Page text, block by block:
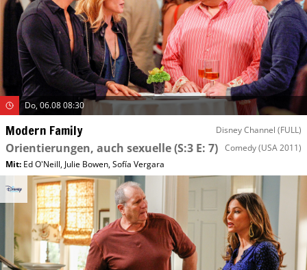
Do, 06.08 08:30
Modern Family Disney Channel (FULL)
Orientierungen, auch sexuelle(S:3 E: 7) Comedy(USA 2011)
Mit: Ed O'Neill, Julie Bowen,Sofía Vergara